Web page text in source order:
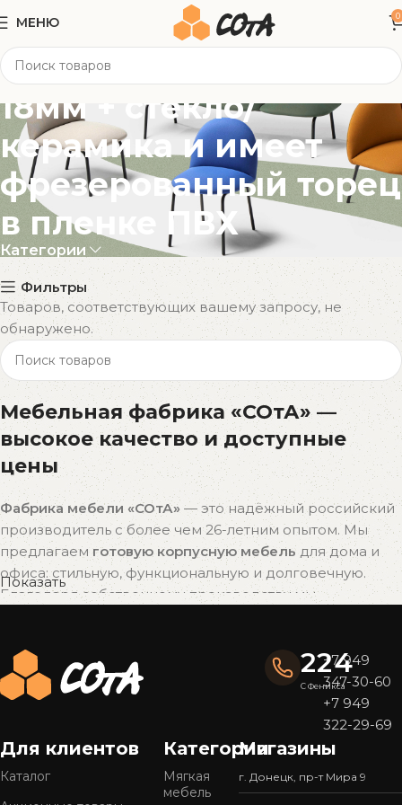
МЕНЮ 0
Изготовлены из МДФ
18мм + стекло/
керамика и имеет
фрезерованный торец
в пленке ПВХ
Категории
Фильтры
Товаров, соответствующих вашему запросу, не
обнаружено.
Мебельная фабрика «СОтА» —
высокое качество и доступные
цены
Фабрика мебели «СОтА» — это надёжный российский
производитель с более чем 26-летним опытом. Мы
предлагаем готовую корпусную мебель для дома и
офиса: стильную, функциональную и долговечную.
Благодаря собственному производству мы
Почему выбирают мебель «СОтА»?
У нас представлен
большой выбор мебели
популярных стилях — от современного минимализма
до уютной классики. Готовые решения подойдут для
Показать
224
С Феникса
+7 949
347-30-60
+7 949
322-29-69
Для клиентов
Каталог
Категории
Мягкая
мебель
Магазины
г. Донецк, пр-т Мира 9